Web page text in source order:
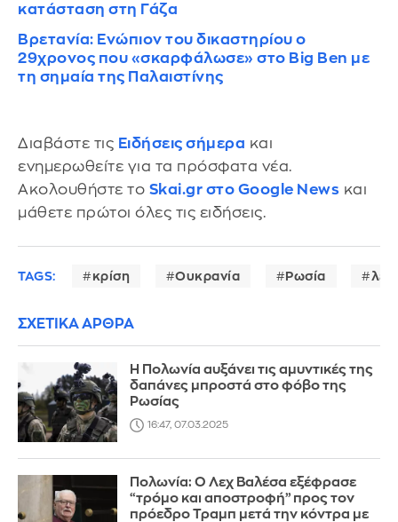
κατάσταση στη Γάζα
Βρετανία: Ενώπιον του δικαστηρίου ο
29χρονος που «σκαρφάλωσε» στο Big Ben με
τη σημαία της Παλαιστίνης
Διαβάστε τις Ειδήσεις σήμερα και
ενημερωθείτε για τα πρόσφατα νέα.
Ακολουθήστε το Skai.gr στο Google News και
μάθετε πρώτοι όλες τις ειδήσεις.
TAGS: κρίση Ουκρανία Ρωσία
ΣΧΕΤΙΚΑ ΑΡΘΡΑ
Η Πολωνία αυξάνει τις αμυντικές της
δαπάνες μπροστά στο φόβο της
Ρωσίας
16:47, 07.03.2025
Πολωνία: Ο Λεχ Βαλέσα εξέφρασε
“τρόμο και αποστροφή” προς τον
πρόεδρο Τραμπ μετά την κόντρα με